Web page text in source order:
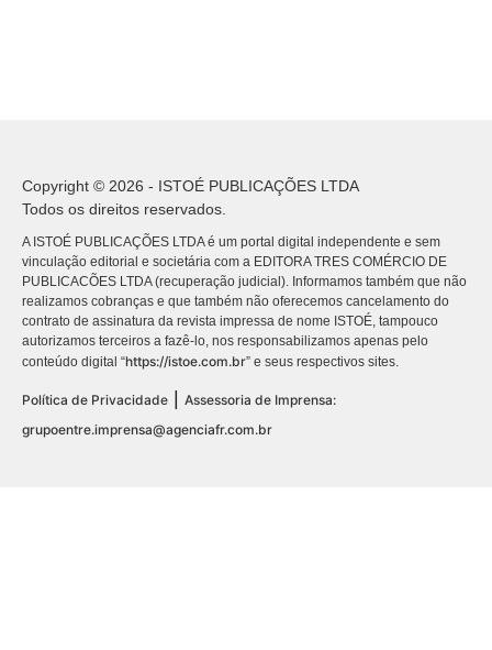
Copyright © 2026 - ISTOÉ PUBLICAÇÕES LTDA
Todos os direitos reservados.
A ISTOÉ PUBLICAÇÕES LTDA é um portal digital independente e sem
vinculação editorial e societária com a EDITORA TRES COMÉRCIO DE
PUBLICACÕES LTDA (recuperação judicial). Informamos também que não
realizamos cobranças e que também não oferecemos cancelamento do
contrato de assinatura da revista impressa de nome ISTOÉ, tampouco
autorizamos terceiros a fazê-lo, nos responsabilizamos apenas pelo
conteúdo digital “https://istoe.com.br” e seus respectivos sites.
Política de Privacidade
Assessoria de Imprensa:
grupoentre.imprensa@agenciafr.com.br